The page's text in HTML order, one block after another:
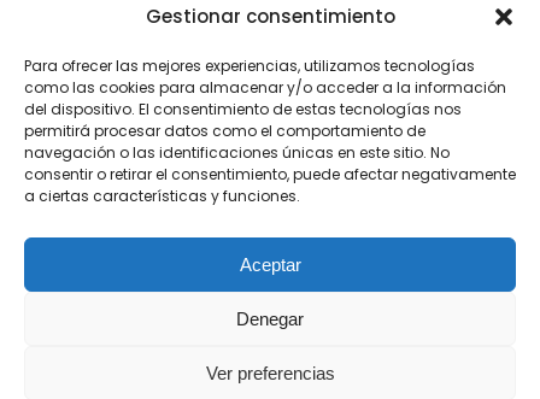
Gestionar consentimiento
Para ofrecer las mejores experiencias, utilizamos tecnologías
como las cookies para almacenar y/o acceder a la información
del dispositivo. El consentimiento de estas tecnologías nos
permitirá procesar datos como el comportamiento de
navegación o las identificaciones únicas en este sitio. No
consentir o retirar el consentimiento, puede afectar negativamente
a ciertas características y funciones.
Aceptar
Denegar
Ver preferencias
(«Secure Sockets Layer»).
personal y confidencial que se pueda manejar en un sitio
web, independientemente de la información que se esté
transmitiendo, como por ejemplo, desde cualquiera de los
formularios de contacto del sitio web hasta el servidor, o los
datos introducidos para la suscripción de boletines de
el protocolo “https” que permite conexiones seguras desde
un servidor web al navegador del usuario.